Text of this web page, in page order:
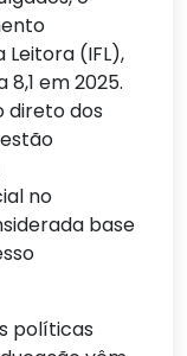
Leitora (IFL),
em 2025.
direto dos
no
base
políticas